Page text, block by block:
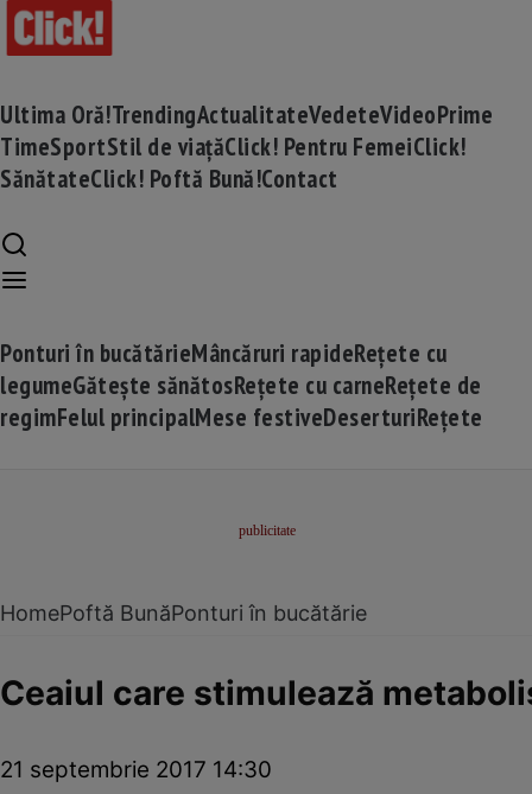
Ultima Oră!TrendingActualitateVedeteVideoPrime
TimeSportStil de viațăClick! Pentru FemeiClick!
SănătateClick! Poftă Bună!Contact
Ponturi în bucătărieMâncăruri rapideRețete cu
legumeGătește sănătosRețete cu carneRețete de
regimFelul principalMese festiveDeserturiRețete
HomePoftă BunăPonturi în bucătărie
Ceaiul care stimulează
21 septembrie 2017 14:30